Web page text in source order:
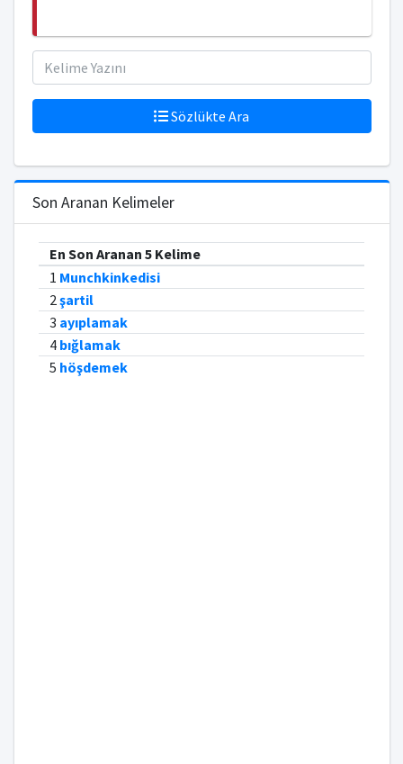
Sözlükte Ara
Son Aranan Kelimeler
En Son Aranan 5 Kelime
1 Munchkinkedisi
2şartil
3 ayıplamak
4 bığlamak
5 höşdemek